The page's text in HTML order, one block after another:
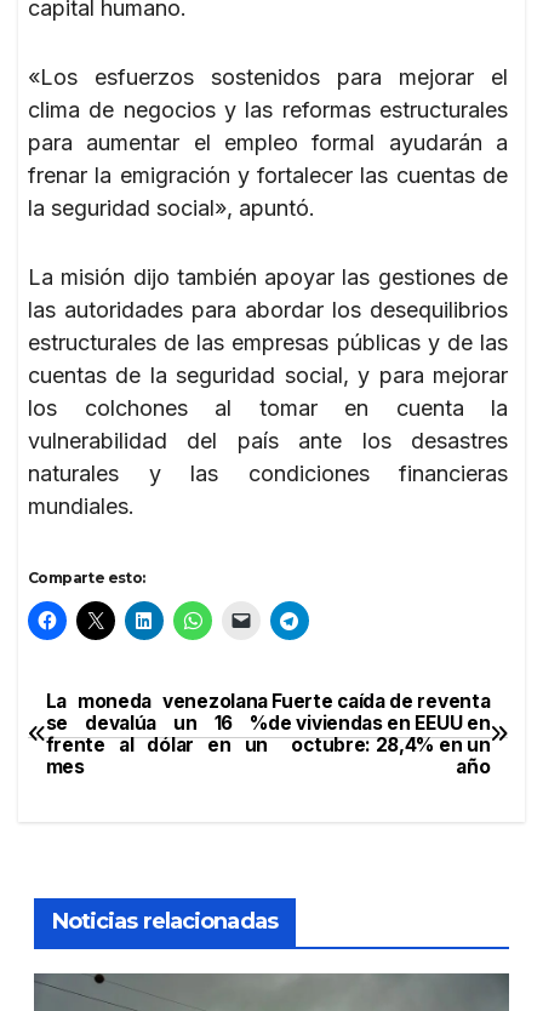
capital humano.
«Los esfuerzos sostenidos para mejorar el
clima de negocios y las reformas estructurales
para aumentar el empleo formal ayudarán a
frenar la emigración y fortalecer las cuentas de
la seguridad social», apuntó.
La misión dijo también apoyar las gestiones de
las autoridades para abordar los desequilibrios
estructurales de las empresas públicas y de las
cuentas de la seguridad social, y para mejorar
los colchones al tomar en cuenta la
vulnerabilidad del país ante los desastres
naturales y las condiciones financieras
mundiales.
Comparte esto:
Navegación
de
Fuerte caída de reventa
de viviendas en EEUU en
octubre: 28,4% en un
año
La moneda venezolana
se devalúa un 16 %
frente al dólar en un
mes
Noticias relacionadas